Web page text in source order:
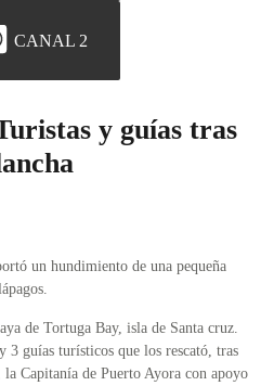
CANAL 2
y guías tras
un hundimiento de una pequeña
de Tortuga Bay, isla de Santa cruz.
3 guías turísticos que los rescató, tras
Capitanía de Puerto Ayora con apoyo